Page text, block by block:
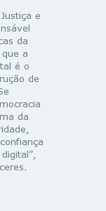
e
da
a
é o
de
da